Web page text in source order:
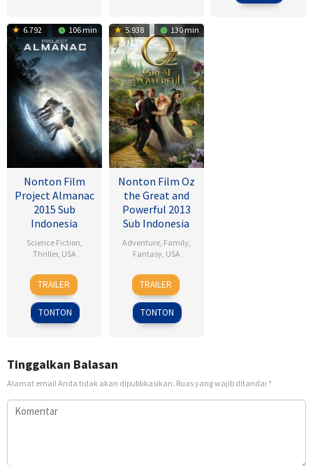
6.792 106 min
Nonton Film
Project Almanac
2015 Sub
Indonesia
Science Fiction,
Thriller, USA
28
Jan
2015
Dean
Israelite
TRAILER
TONTON
5.938 130 min
Nonton Film Oz
the Great and
Powerful 2013
Sub Indonesia
Adventure, Family,
Fantasy, USA
7
Mar
2013
Sam
Raimi
TRAILER
TONTON
Tinggalkan Balasan
Alamat email Anda tidak akan dipublikasikan. Ruas yang wajib ditandai *